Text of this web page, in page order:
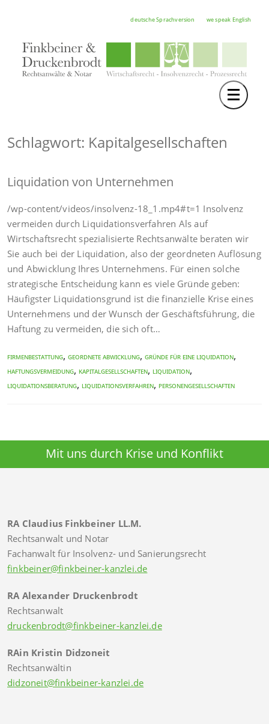
deutsche Sprachversion we speak English
Toggle
RECHTSGEBIETE
FORTBILDUNGEN
HOCHSCHULE
KARRIERE
SERVICE
Schlagwort: Kapitalgesellschaften
Liquidation von Unternehmen
/wp-content/videos/insolvenz-18_1.mp4#t=1 Insolvenz
vermeiden durch Liquidationsverfahren Als auf
Wirtschaftsrecht spezialisierte Rechtsanwälte beraten wir
Sie auch bei der Liquidation, also der geordneten Auflösung
und Abwicklung Ihres Unternehmens. Für einen solche
strategische Entscheidung kann es viele Gründe geben:
Häufigster Liquidationsgrund ist die finanzielle Krise eines
Unternehmens und der Wunsch der Geschäftsführung, die
Haftung zu vermeiden, die sich oft…
Firmenbestattung, geordnete Abwicklung, Gründe für eine Liquidation,
Haftungsvermeidung, Kapitalgesellschaften, Liquidation,
Liquidationsberatung, Liquidationsverfahren, Personengesellschaften
Mit uns durch Krise und Konflikt
RA Claudius Finkbeiner LL.M.
Rechtsanwalt und Notar
Fachanwalt für Insolvenz- und Sanierungsrecht
finkbeiner@finkbeiner-kanzlei.de
RA Alexander Druckenbrodt
Rechtsanwalt
druckenbrodt@finkbeiner-kanzlei.de
RAin Kristin Didzoneit
Rechtsanwältin
didzoneit@finkbeiner-kanzlei.de